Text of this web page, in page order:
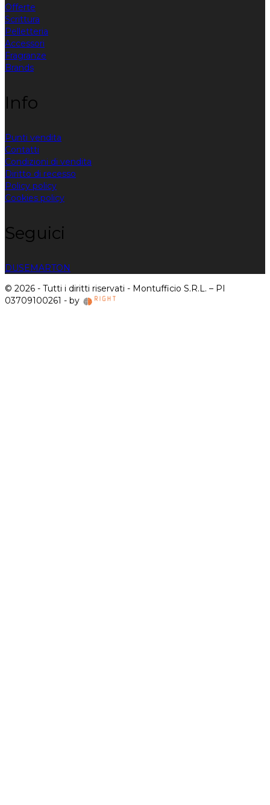
Offerte
Scrittura
Pelletteria
Accessori
Fragranze
Brands
Info
Punti vendita
Contatti
Condizioni di vendita
Diritto di recesso
Policy policy
Cookies policy
Seguici
DUSEMARTON
© 2026 - Tutti i diritti riservati - Montufficio S.R.L. – PI
03709100261 - by